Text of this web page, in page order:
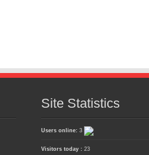
Site Statistics
Users online: 3
Visitors today : 23